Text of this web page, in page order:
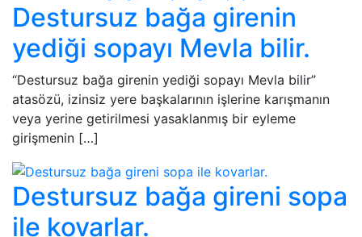
Destursuz bağa girenin
yediği sopayı Mevla bilir.
“Destursuz bağa girenin yediği sopayı Mevla bilir”
atasözü, izinsiz yere başkalarının işlerine karışmanın
veya yerine getirilmesi yasaklanmış bir eyleme
girişmenin […]
Destursuz bağa gireni sopa
ile kovarlar.